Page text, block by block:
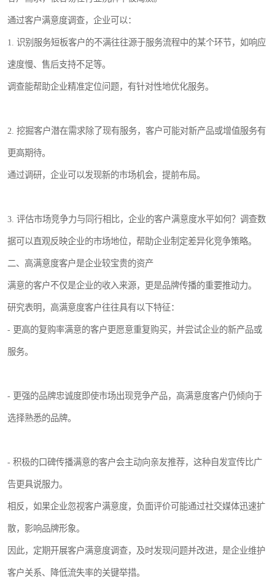
通过客户满意度调查，企业可以：
1. 识别服务短板客户的不满往往源于服务流程中的某个环节，如响应
速度慢、售后支持不足等。
调查能帮助企业精准定位问题，有针对性地优化服务。
2. 挖掘客户潜在需求除了现有服务，客户可能对新产品或增值服务有
更高期待。
通过调研，企业可以发现新的市场机会，提前布局。
3. 评估市场竞争力与同行相比，企业的客户满意度水平如何？调查数
据可以直观反映企业的市场地位，帮助企业制定差异化竞争策略。
二、高满意度客户是企业较宝贵的资产
满意的客户不仅是企业的收入来源，更是品牌传播的重要推动力。
研究表明，高满意度客户往往具有以下特征：
- 更高的复购率满意的客户更愿意重复购买，并尝试企业的新产品或
服务。
- 更强的品牌忠诚度即使市场出现竞争产品，高满意度客户仍倾向于
选择熟悉的品牌。
- 积极的口碑传播满意的客户会主动向亲友推荐，这种自发宣传比广
告更具说服力。
相反，如果企业忽视客户满意度，负面评价可能通过社交媒体迅速扩
散，影响品牌形象。
因此，定期开展客户满意度调查，及时发现问题并改进，是企业维护
客户关系、降低流失率的关键举措。